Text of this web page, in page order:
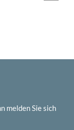
melden Sie sich